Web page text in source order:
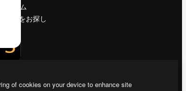
スルーム
をお探し
of cookies on your device to enhance site